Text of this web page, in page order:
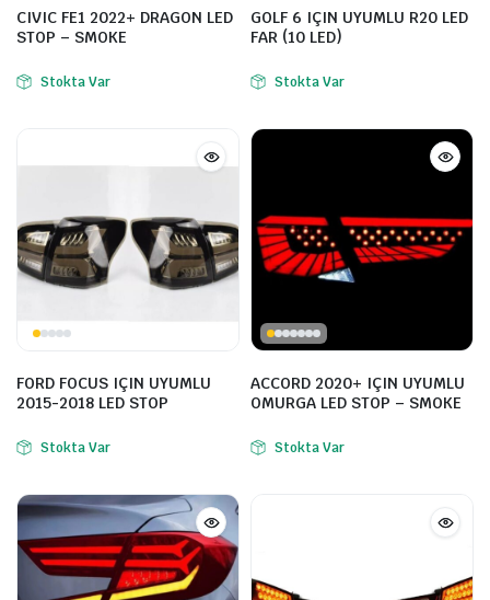
CIVIC FE1 2022+ DRAGON LED
STOP – SMOKE
Stokta Var
GOLF 6 IÇIN UYUMLU R20 LED
FAR (10 LED)
Stokta Var
FORD FOCUS IÇIN UYUMLU
2015-2018 LED STOP
Stokta Var
ACCORD 2020+ IÇIN UYUMLU
OMURGA LED STOP – SMOKE
Stokta Var